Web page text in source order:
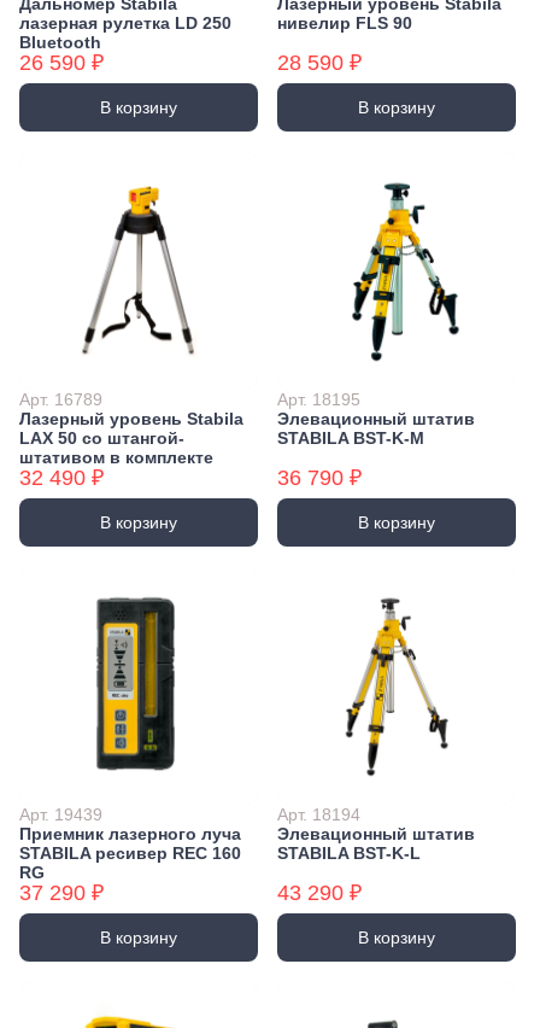
лазерная рулетка LD 250
Bluetooth
26 590 ₽
В корзину
нивелир FLS 90
28 590 ₽
В корзину
Арт. 16789
Лазерный уровень Stabila
LAX 50 со штангой-
штативом в комплекте
32 490 ₽
В корзину
Арт. 18195
Элевационный штатив
STABILA BST-K-M
36 790 ₽
В корзину
Арт. 19439
Приемник лазерного луча
STABILA ресивер REC 160
RG
37 290 ₽
В корзину
Арт. 18194
Элевационный штатив
STABILA BST-K-L
43 290 ₽
В корзину